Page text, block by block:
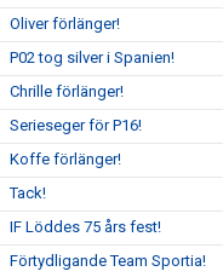
Oliver förlänger!
P02 tog silver i Spanien!
Chrille förlänger!
Serieseger för P16!
Koffe förlänger!
Tack!
IF Löddes 75 års fest!
Förtydligande Team Sportia!